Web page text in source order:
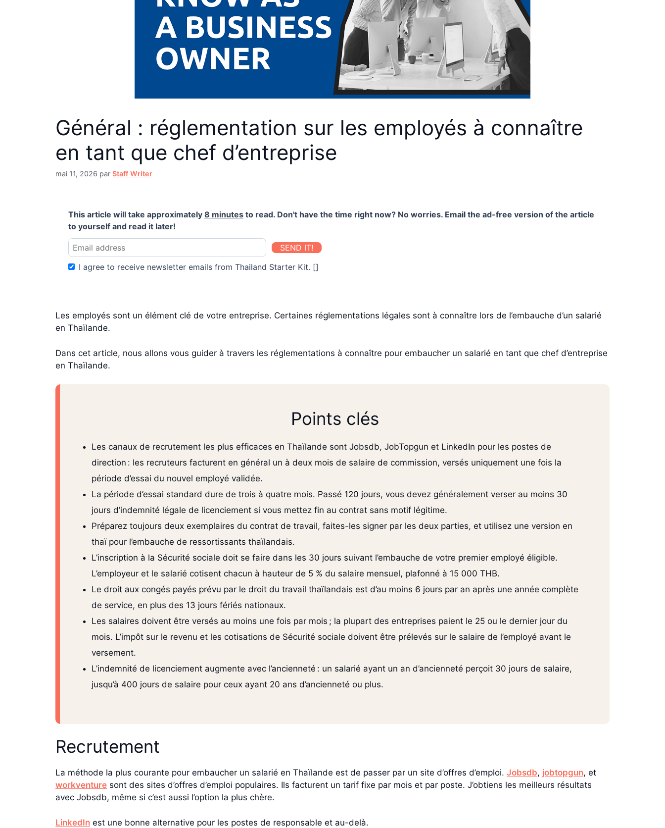
Général : réglementation sur les employés à connaître
en tant que chef d’entreprise
mai 11, 2026 par Staff Writer
This article will take approximately 8 minutes to read. Don't have the time right now? No worries. Email the ad-free version of the article
to yourself and read it later!
SEND IT!
I agree to receive newsletter emails from Thailand Starter Kit. []
Les employés sont un élément clé de votre entreprise. Certaines réglementations légales sont à connaître lors de l’embauche d’un salarié
en Thaïlande.
Dans cet article, nous allons vous guider à travers les réglementations à connaître pour embaucher un salarié en tant que chef d’entreprise
en Thaïlande.
Points clés
Les canaux de recrutement les plus efficaces en Thaïlande sont Jobsdb, JobTopgun et LinkedIn pour les postes de
direction : les recruteurs facturent en général un à deux mois de salaire de commission, versés uniquement une fois la
période d’essai du nouvel employé validée.
La période d’essai standard dure de trois à quatre mois. Passé 120 jours, vous devez généralement verser au moins 30
jours d’indemnité légale de licenciement si vous mettez fin au contrat sans motif légitime.
Préparez toujours deux exemplaires du contrat de travail, faites-les signer par les deux parties, et utilisez une version en
thaï pour l’embauche de ressortissants thaïlandais.
L’inscription à la Sécurité sociale doit se faire dans les 30 jours suivant l’embauche de votre premier employé éligible.
L’employeur et le salarié cotisent chacun à hauteur de 5 % du salaire mensuel, plafonné à 15 000 THB.
Le droit aux congés payés prévu par le droit du travail thaïlandais est d’au moins 6 jours par an après une année complète
de service, en plus des 13 jours fériés nationaux.
Les salaires doivent être versés au moins une fois par mois ; la plupart des entreprises paient le 25 ou le dernier jour du
mois. L’impôt sur le revenu et les cotisations de Sécurité sociale doivent être prélevés sur le salaire de l’employé avant le
versement.
L’indemnité de licenciement augmente avec l’ancienneté : un salarié ayant un an d’ancienneté perçoit 30 jours de salaire,
jusqu’à 400 jours de salaire pour ceux ayant 20 ans d’ancienneté ou plus.
Recrutement
La méthode la plus courante pour embaucher un salarié en Thaïlande est de passer par un site d’offres d’emploi. Jobsdb, jobtopgun, et
workventure sont des sites d’offres d’emploi populaires. Ils facturent un tarif fixe par mois et par poste. J’obtiens les meilleurs résultats
avec Jobsdb, même si c’est aussi l’option la plus chère.
LinkedIn est une bonne alternative pour les postes de responsable et au-delà.